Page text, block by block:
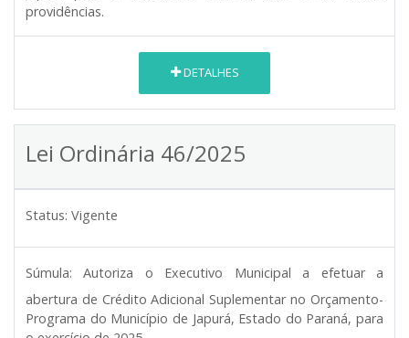
providências.
DETALHES
Lei Ordinária 46/2025
Status: Vigente
Súmula:
Autoriza o Executivo Municipal a efetuar a
abertura de Crédito Adicional Suplementar no Orçamento-
Programa do Município de Japurá, Estado do Paraná, para